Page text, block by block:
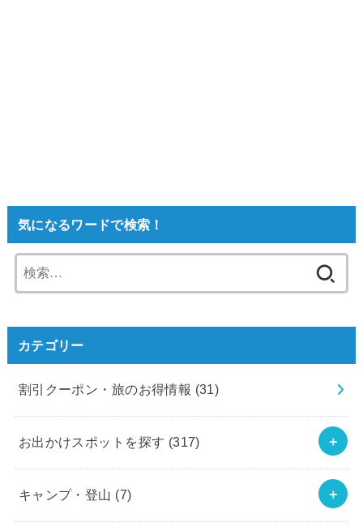
気になるワードで検索！
索:
カテゴリー
割引クーポン・旅のお得情報 (31)
お出かけスポットを探す (317)
キャンプ・登山 (7)